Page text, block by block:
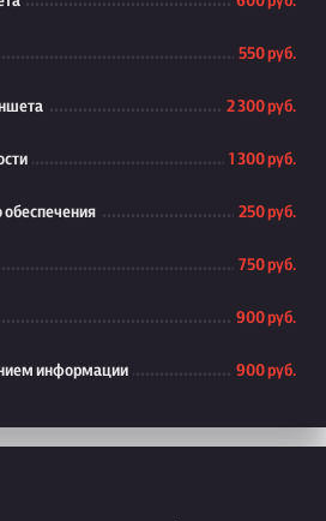
550 руб.
2 300 руб.
1 300 руб.
250 руб.
750 руб.
900 руб.
информации 900 руб.